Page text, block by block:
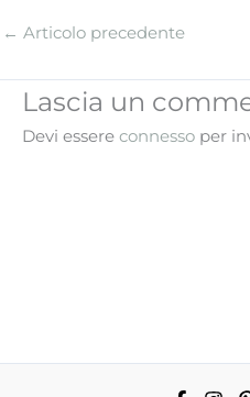
← Articolo precedente
Lascia un
Devi essere connesso per